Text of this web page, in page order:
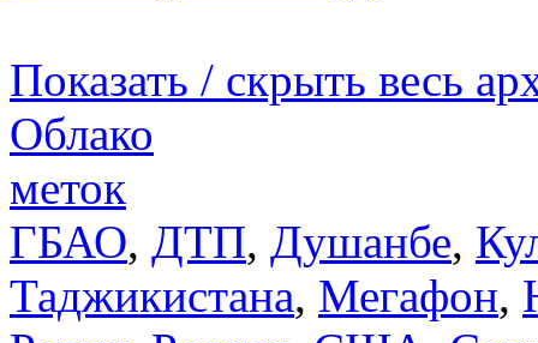
Показать / скрыть весь
Облако
меток
ГБАО, ДТП, Душанбе,
Таджикистана, Мегафон,